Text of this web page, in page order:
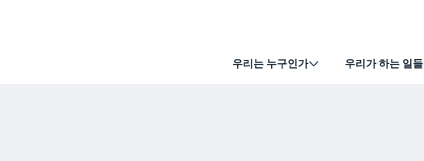
우리는 누구인가 우리가 하는 일들